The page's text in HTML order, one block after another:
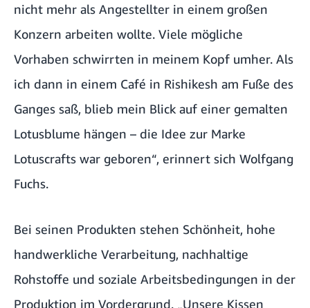
nicht mehr als Angestellter in einem großen
Konzern arbeiten wollte. Viele mögliche
Vorhaben schwirrten in meinem Kopf umher. Als
ich dann in einem Café in Rishikesh am Fuße des
Ganges saß, blieb mein Blick auf einer gemalten
Lotusblume hängen – die Idee zur Marke
Lotuscrafts war geboren“, erinnert sich Wolfgang
Fuchs.
Bei seinen Produkten stehen Schönheit, hohe
handwerkliche Verarbeitung, nachhaltige
Rohstoffe und soziale Arbeitsbedingungen in der
Produktion im Vordergrund. „Unsere Kissen